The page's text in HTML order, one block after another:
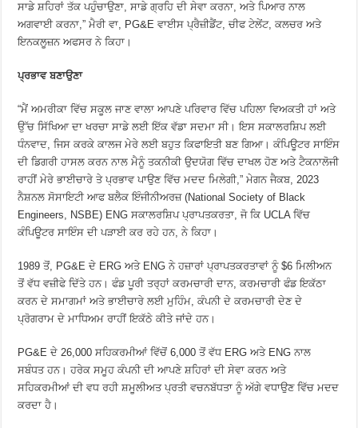
ਸਾਡੇ ਸ਼ਹਿਰਾਂ ਤੱਕ ਪਹੁੰਚਾਉਣਾ, ਸਾਡੇ ਗ੍ਰਹਿ ਦੀ ਸੇਵਾ ਕਰਨਾ, ਅਤੇ ਪਿਆਰ ਨਾਲ
ਅਗਵਾਈ ਕਰਨਾ,” ਮੈਰੀ ਵਾ, PG&E ਵਾਈਸ ਪ੍ਰੈਜ਼ੀਡੈਂਟ, ਚੀਫ ਟੇਲੇਂਟ, ਕਲਚਰ ਅਤੇ
ਇਨਕਲੂਜ਼ਨ ਅਫਸਰ ਨੇ ਕਿਹਾ।
ਪ੍ਰਭਾਵ ਬਣਾਉਣਾ
“ਮੈਂ ਅਮਰੀਕਾ ਵਿੱਚ ਸਕੂਲ ਜਾਣ ਵਾਲਾ ਆਪਣੇ ਪਰਿਵਾਰ ਵਿੱਚ ਪਹਿਲਾ ਵਿਅਕਤੀ ਹਾਂ ਅਤੇ
ਉੱਚ ਸਿੱਖਿਆ ਦਾ ਖਰਚਾ ਸਾਡੇ ਲਈ ਇੱਕ ਵੱਡਾ ਸਦਮਾ ਸੀ। ਇਸ ਸਕਾਲਰਸ਼ਿਪ ਲਈ
ਧੰਨਵਾਦ, ਜਿਸ ਕਰਕੇ ਕਾਲਜ ਮੇਰੇ ਲਈ ਬਹੁਤ ਕਿਫਾਇਤੀ ਬਣ ਗਿਆ। ਕੰਪਿਊਟਰ ਸਾਇੰਸ
ਦੀ ਡਿਗਰੀ ਹਾਸਲ ਕਰਨ ਨਾਲ ਮੈਨੂੰ ਤਕਨੀਕੀ ਉਦਯੋਗ ਵਿੱਚ ਦਾਖਲ ਹੋਣ ਅਤੇ ਟੈਕਨਾਲੋਜੀ
ਰਾਹੀਂ ਮੇਰੇ ਭਾਈਚਾਰੇ ਤੇ ਪ੍ਰਭਾਵ ਪਾਉਣ ਵਿੱਚ ਮਦਦ ਮਿਲੇਗੀ,” ਮੇਗਨ ਜੈਕਬ, 2023
ਨੈਸ਼ਨਲ ਸੋਸਾਇਟੀ ਆਫ ਬਲੈਕ ਇੰਜੀਨੀਅਰਜ਼ (National Society of Black
Engineers, NSBE) ENG ਸਕਾਲਰਸ਼ਿਪ ਪ੍ਰਾਪਤਕਰਤਾ, ਜੋ ਕਿ UCLA ਵਿੱਚ
ਕੰਪਿਊਟਰ ਸਾਇੰਸ ਦੀ ਪੜਾਈ ਕਰ ਰਹੇ ਹਨ, ਨੇ ਕਿਹਾ।
1989 ਤੋਂ, PG&E ਦੇ ERG ਅਤੇ ENG ਨੇ ਹਜ਼ਾਰਾਂ ਪ੍ਰਾਪਤਕਰਤਾਵਾਂ ਨੂੰ $6 ਮਿਲੀਅਨ
ਤੋਂ ਵੱਧ ਵਜ਼ੀਫੇ ਦਿੱਤੇ ਹਨ। ਫੰਡ ਪੂਰੀ ਤਰ੍ਹਾਂ ਕਰਮਚਾਰੀ ਦਾਨ, ਕਰਮਚਾਰੀ ਫੰਡ ਇਕੱਠਾ
ਕਰਨ ਦੇ ਸਮਾਗਮਾਂ ਅਤੇ ਭਾਈਚਾਰੇ ਲਈ ਮੁਹਿੰਮ, ਕੰਪਨੀ ਦੇ ਕਰਮਚਾਰੀ ਦੇਣ ਦੇ
ਪ੍ਰੋਗਰਾਮ ਦੇ ਮਾਧਿਅਮ ਰਾਹੀਂ ਇਕੱਠੇ ਕੀਤੇ ਜਾਂਦੇ ਹਨ।
PG&E ਦੇ 26,000 ਸਹਿਕਰਮੀਆਂ ਵਿੱਚੋਂ 6,000 ਤੋਂ ਵੱਧ ERG ਅਤੇ ENG ਨਾਲ
ਸਬੰਧਤ ਹਨ। ਹਰੇਕ ਸਮੂਹ ਕੰਪਨੀ ਦੀ ਆਪਣੇ ਸ਼ਹਿਰਾਂ ਦੀ ਸੇਵਾ ਕਰਨ ਅਤੇ
ਸਹਿਕਰਮੀਆਂ ਦੀ ਵਧ ਰਹੀ ਸ਼ਮੂਲੀਅਤ ਪ੍ਰਤੀ ਵਚਨਬੱਧਤਾ ਨੂੰ ਅੱਗੇ ਵਧਾਉਣ ਵਿੱਚ ਮਦਦ
ਕਰਦਾ ਹੈ।